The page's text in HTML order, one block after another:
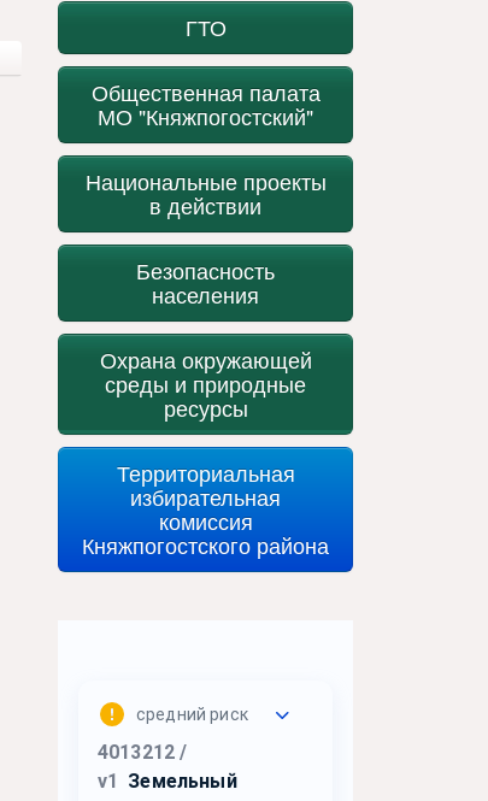
ГТО
Общественная палата
МО "Княжпогостский"
Национальные проекты
в действии
Безопасность
населения
Охрана окружающей
среды и природные
ресурсы
Территориальная
избирательная
комиссия
Княжпогостского района